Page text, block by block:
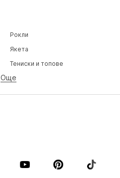
Рокли
Якета
Тениски и топове
Бельо
Блузи и туники
Premium
Още